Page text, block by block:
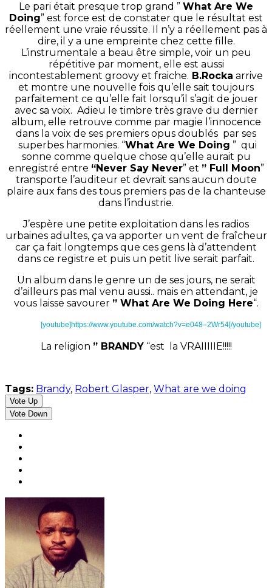
Le pari était presque trop grand ” What Are We
Doing” est force est de constater que le résultat est
réellement une vraie réussite. Il n’y a réellement pas à
dire, il y a une empreinte chez cette fille.
L’instrumentale a beau être simple, voir un peu
répétitive par moment, elle est aussi
incontestablement groovy et fraiche. B.Rocka arrive
et montre une nouvelle fois qu’elle sait toujours
parfaitement ce qu’elle fait lorsqu’il s’agit de jouer
avec sa voix. Adieu le timbre très grave du dernier
album, elle retrouve comme par magie l’innocence
dans la voix de ses premiers opus doublés par ses
superbes harmonies. “What Are We Doing ” qui
sonne comme quelque chose qu’elle aurait pu
enregistré entre “Never Say Never” et ” Full Moon”
transporte l’auditeur et devrait sans aucun doute
plaire aux fans des tous premiers pas de la chanteuse
dans l’industrie.
J’espère une petite exploitation dans les radios
urbaines adultes, ça va apporter un vent de fraîcheur
car ça fait longtemps que ces gens là d’attendent
dans ce registre et puis un petit live serait parfait.
Un album dans le genre un de ses jours, ne serait
d’ailleurs pas mal venu aussi.. mais en attendant, je
vous laisse savourer ” What Are We Doing Here“.
[youtube]https://www.youtube.com/watch?v=e048–2Wr54[/youtube]
La religion ” BRANDY“est la VRAIIIIIE!!!!!
Tags: Brandy, Robert Glasper, What are we doing
Vote Up
Vote Down